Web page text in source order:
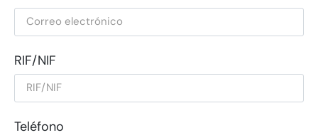
RIF/NIF
Teléfono